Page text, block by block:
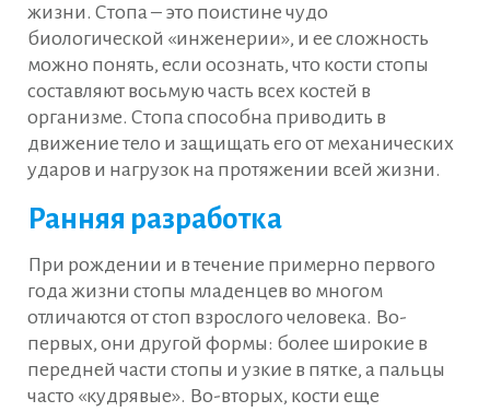
жизни. Стопа – это поистине чудо
биологической «инженерии», и ее сложность
можно понять, если осознать, что кости стопы
составляют восьмую часть всех костей в
организме. Стопа способна приводить в
движение тело и защищать его от механических
ударов и нагрузок на протяжении всей жизни.
Ранняя разработка
При рождении и в течение примерно первого
года жизни стопы младенцев во многом
отличаются от стоп взрослого человека. Во-
первых, они другой формы: более широкие в
передней части стопы и узкие в пятке, а пальцы
часто «кудрявые». Во-вторых, кости еще